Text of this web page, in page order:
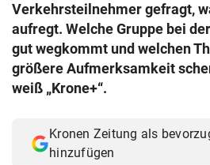
© Krone Multimedia GmbH & Co KG
Muthgasse 2, 1190 Wien
Verkehrsteilnehmer gefragt,
aufregt. Welche Gruppe bei
gut wegkommt und welchen
größere Aufmerksamkeit
weiß „Krone+“.
Kronen Zeitung als
hinzufügen